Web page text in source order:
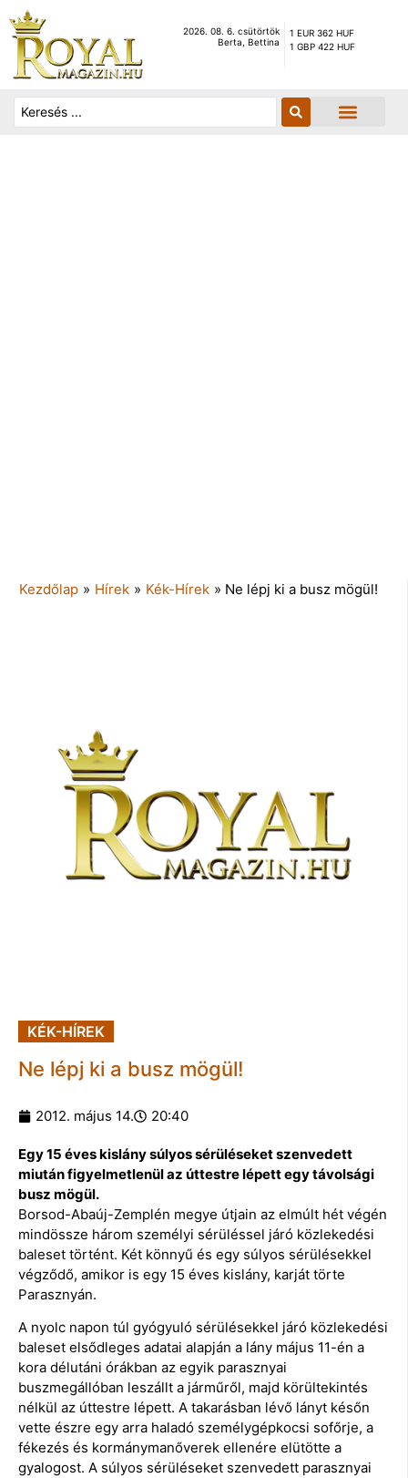
2026. 08. 6. csütörtök
Berta, Bettina
1 EUR 362 HUF
1 GBP 422 HUF
Kezdőlap » Hírek » Kék-Hírek » Ne lépj ki a busz mögül!
KÉK-HÍREK
Ne lépj ki a busz mögül!
2012. május 14. 20:40
Egy 15 éves kislány súlyos sérüléseket szenvedett
miután figyelmetlenül az úttestre lépett egy távolsági
busz mögül.
Borsod-Abaúj-Zemplén megye útjain az elmúlt hét végén
mindössze három személyi sérüléssel járó közlekedési
baleset történt. Két könnyű és egy súlyos sérülésekkel
végződő, amikor is egy 15 éves kislány, karját törte
Parasznyán.
A nyolc napon túl gyógyuló sérülésekkel járó közlekedési
baleset elsődleges adatai alapján a lány május 11-én a
kora délutáni órákban az egyik parasznyai
buszmegállóban leszállt a járműről, majd körültekintés
nélkül az úttestre lépett. A takarásban lévő lányt későn
vette észre egy arra haladó személygépkocsi sofőrje, a
fékezés és kormánymanőverek ellenére elütötte a
gyalogost. A súlyos sérüléseket szenvedett parasznyai